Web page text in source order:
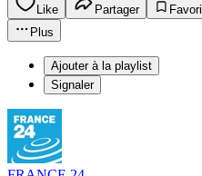
Like Partager
Favori
Plus
Ajouter à la playlist
Signaler